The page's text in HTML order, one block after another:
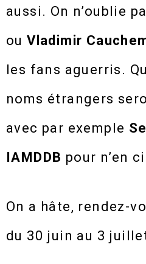
aussi. On n’oublie
ouVladimir
les fans aguerris.
noms étrangers
avec par exemple
IAMDDB pour n’en
On a hâte, rendez-
du 30 juin au 3